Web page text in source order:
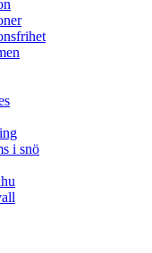
i snö